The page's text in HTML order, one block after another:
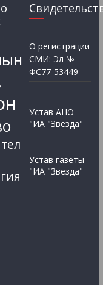
О регистрации
СМИ: Эл №
ФС77-53449
Устав АНО
"ИА "Звезда"
Устав газеты
"ИА "Звезда"